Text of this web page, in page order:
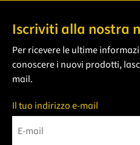
Iscriviti alla nostra
Per ricevere le ultime
conoscere i nuovi prodotti,
mail.
Il tuo indirizzo e-mail